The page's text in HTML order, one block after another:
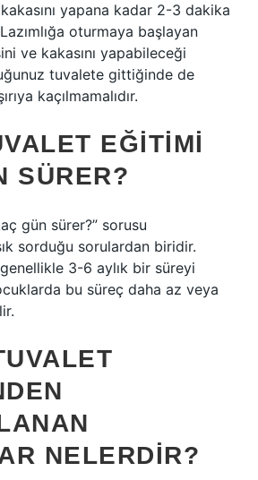
yapana kadar 2-3 dakika
oturmaya başlayan
ve kakasını yapabileceği
tuvalete gittiğinde de
kaçılmamalıdır.
EĞITIMI
SÜRER?
gün sürer?” sorusu
sorduğu sorulardan biridir.
3-6 aylık bir süreyi
bu süreç daha az veya
NELERDIR?